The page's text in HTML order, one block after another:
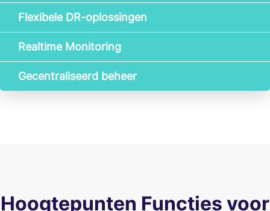
Flexibele DR-oplossingen
Realtime Monitoring
Gecentraliseerd beheer
Hoogtepunten Functies voor